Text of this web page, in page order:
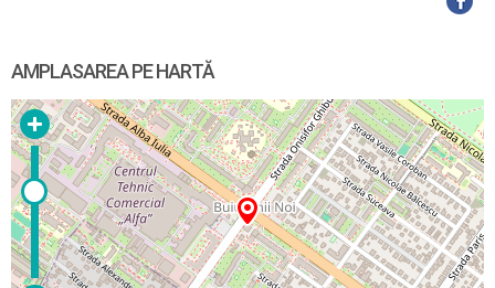
AMPLASAREA PE HARTĂ